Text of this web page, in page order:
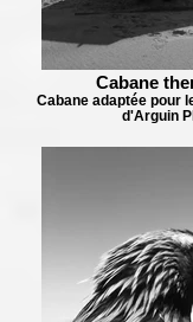
Cabane
Cabane adaptée pour
d'Arguin